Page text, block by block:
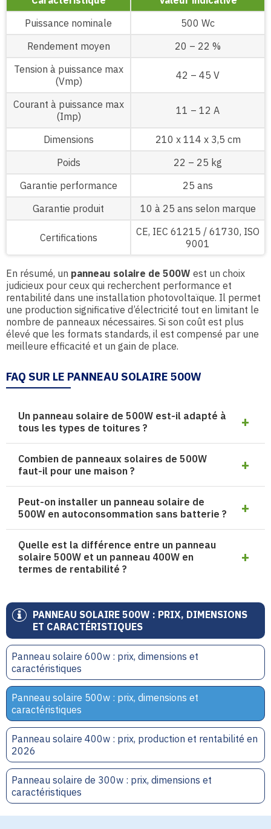
PANNEAU SOLAIRE 500W : PRIX, DIMENSIONS
ET CARACTÉRISTIQUES
Panneau solaire 600w : prix, dimensions et
caractéristiques
Panneau solaire 500w : prix, dimensions et
caractéristiques
Panneau solaire 400w : prix, production et rentabilité en
2026
Panneau solaire de 300w : prix, dimensions et
caractéristiques
Puissance nominale
500 Wc
Rendement moyen
20 – 22 %
Tension à puissance max
(Vmp)
42 – 45 V
Courant à puissance max
(Imp)
11 – 12 A
Dimensions
210 x 114 x 3,5 cm
Poids
22 – 25 kg
Garantie performance
25 ans
Garantie produit
10 à 25 ans selon marque
Certifications
CE, IEC 61215 / 61730, ISO
9001
En résumé, un panneau solaire de 500W est un choix
judicieux pour ceux qui recherchent performance et
rentabilité dans une installation photovoltaïque. Il permet
une production significative d’électricité tout en limitant le
nombre de panneaux nécessaires. Si son coût est plus
élevé que les formats standards, il est compensé par une
meilleure efficacité et un gain de place.
FAQ SUR LE PANNEAU SOLAIRE 500W
Un panneau solaire de 500W est-il adapté à
tous les types de toitures ?
Combien de panneaux solaires de 500W
faut-il pour une maison ?
Peut-on installer un panneau solaire de
500W en autoconsommation sans batterie ?
Quelle est la différence entre un panneau
solaire 500W et un panneau 400W en
termes de rentabilité ?